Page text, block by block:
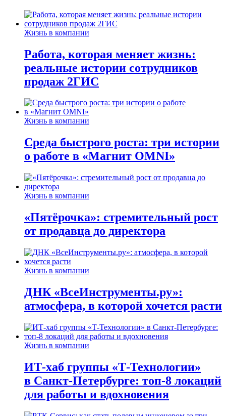
Жизнь в компании
Работа, которая меняет жизнь:
реальные истории сотрудников
продаж 2ГИС
Жизнь в компании
Среда быстрого роста: три истории
о работе в «Магнит OMNI»
Жизнь в компании
«Пятёрочка»: стремительный рост
от продавца до директора
Жизнь в компании
ДНК «ВсеИнструменты.ру»:
атмосфера, в которой хочется расти
Жизнь в компании
ИТ-хаб группы «Т-Технологии»
в Санкт-Петербурге: топ-8 локаций
для работы и вдохновения